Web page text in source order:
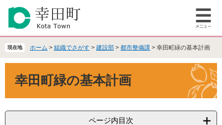
の
頭
ー
飛
本
文
メ
ー
現在地 ホーム > 組織でさがす > 建設部 > 都市整備課 > 幸田町緑の基本計画
幸田町緑の基本計画
ページ内目次